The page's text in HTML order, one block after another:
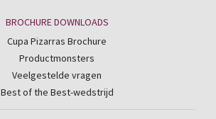
BROCHURE DOWNLOADS
Cupa Pizarras Brochure
Productmonsters
Veelgestelde vragen
Best of the Best-wedstrijd